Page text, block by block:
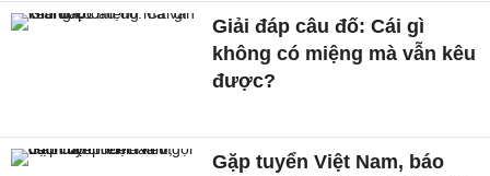
Giải đáp câu đố: Cái gì
không có miệng mà vẫn kêu
được?
Gặp tuyển Việt Nam, báo